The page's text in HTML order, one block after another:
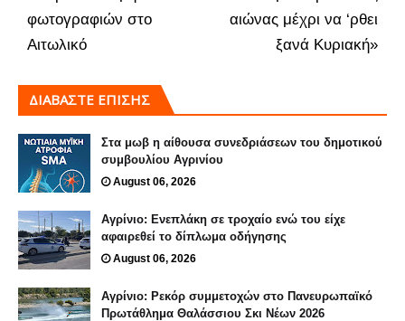
αιώνας μέχρι να ‘ρθει
ξανά Κυριακή»
φωτογραφιών στο
Αιτωλικό
ΔΙΑΒΑΣΤΕ ΕΠΙΣΗΣ
Στα μωβ η αίθουσα συνεδριάσεων του δημοτικού
συμβουλίου Αγρινίου
August 06, 2026
Αγρίνιο: Ενεπλάκη σε τροχαίο ενώ του είχε
αφαιρεθεί το δίπλωμα οδήγησης
August 06, 2026
Αγρίνιο: Ρεκόρ συμμετοχών στο Πανευρωπαϊκό
Πρωτάθλημα Θαλάσσιου Σκι Νέων 2026